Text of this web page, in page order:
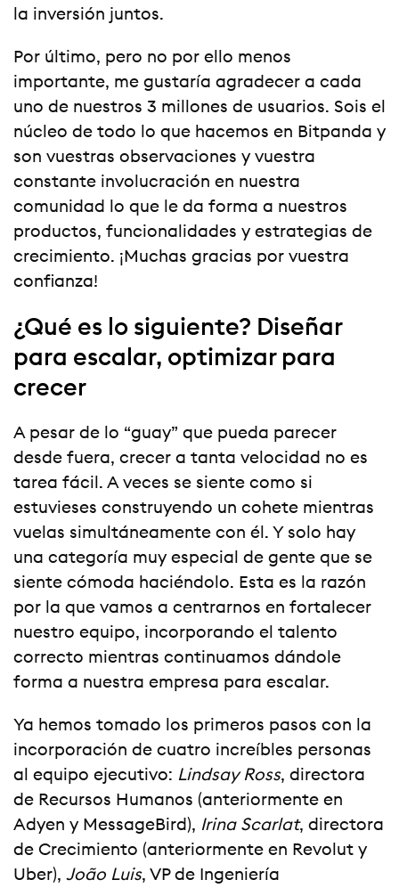
la inversión juntos.
Por último, pero no por ello menos
importante, me gustaría agradecer a cada
uno de nuestros 3 millones de usuarios. Sois el
núcleo de todo lo que hacemos en Bitpanda y
son vuestras observaciones y vuestra
constante involucración en nuestra
comunidad lo que le da forma a nuestros
productos, funcionalidades y estrategias de
crecimiento. ¡Muchas gracias por vuestra
confianza!
¿Qué es lo siguiente? Diseñar
para escalar, optimizar para
crecer
A pesar de lo “guay” que pueda parecer
desde fuera, crecer a tanta velocidad no es
tarea fácil. A veces se siente como si
estuvieses construyendo un cohete mientras
vuelas simultáneamente con él. Y solo hay
una categoría muy especial de gente que se
siente cómoda haciéndolo. Esta es la razón
por la que vamos a centrarnos en fortalecer
nuestro equipo, incorporando el talento
correcto mientras continuamos dándole
forma a nuestra empresa para escalar.
Ya hemos tomado los primeros pasos con la
incorporación de cuatro increíbles personas
al equipo ejecutivo: Lindsay Ross, directora
de Recursos Humanos (anteriormente en
Adyen y MessageBird), Irina Scarlat, directora
de Crecimiento (anteriormente en Revolut y
Uber), João Luis, VP de Ingeniería